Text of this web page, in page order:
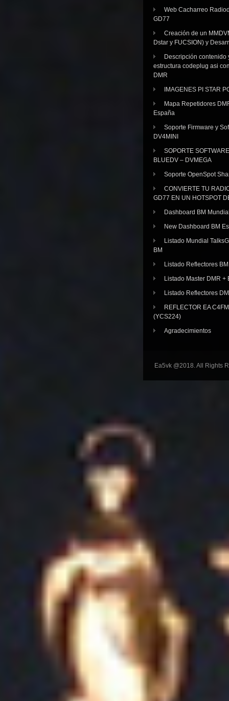
Web Cacharreo
GD77
Creación de un
Dstar y FUCSION) y
Descripción contenido
estructura codeplug asi
DMR
IMAGENES PI STAR
Mapa Repetidores
España
Soporte Firmware y
DV4MINI
SOPORTE SOFTWARE
BLUEDV – DVMEGA
Soporte OpenSpot
CONVIERTE TU
GD77 EN UN HOTSPOT
Dashboard BM
New Dashboard BM
Listado Mundial
BM
Listado Reflectores BM
Listado Master DMR +
Listado Reflectores
REFLECTOR EA
(YCS224)
Agradecimientos
Ea5vk @2018. All Rights